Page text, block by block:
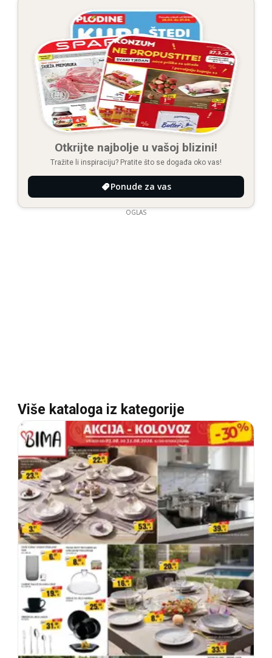
Otkrijte najbolje u vašoj blizini!
Tražite li inspiraciju? Pratite što se događa oko vas!
Ponude za vas
OGLAS
Više kataloga iz kategorije